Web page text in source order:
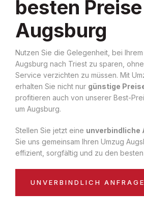
besten
Augsburg
Nutzen Sie die Gelegenheit, bei
Augsburg nach Triest zu sparen,
Service verzichten zu müssen. Mit
erhalten Sie nicht nur günstige
profitieren auch von unserer Best-
um Augsburg.
Stellen Sie jetzt eine unverbindliche
Sie uns gemeinsam Ihren Umzug
effizient, sorgfältig und zu den
UNVERBINDLICH